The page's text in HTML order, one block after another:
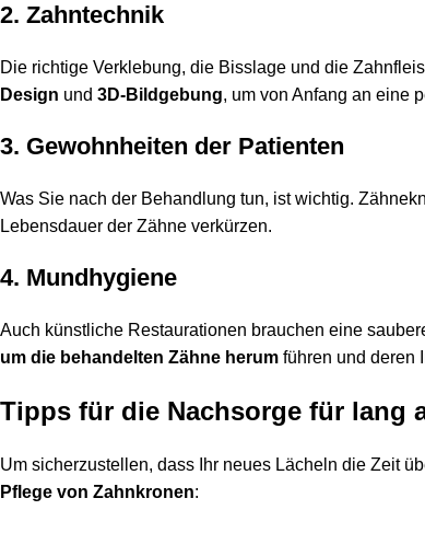
2. Zahntechnik
Die richtige Verklebung, die Bisslage und die
Design und 3D-Bildgebung, um von Anfang an eine
3. Gewohnheiten der Patienten
Was Sie nach der Behandlung tun, ist wichtig.
Lebensdauer der Zähne verkürzen.
4. Mundhygiene
Auch künstliche Restaurationen brauchen eine
um die behandelten Zähne herum führen und deren
Tipps für die Nachsorge für lang
Um sicherzustellen, dass Ihr neues Lächeln die Zeit
Pflege von Zahnkronen: